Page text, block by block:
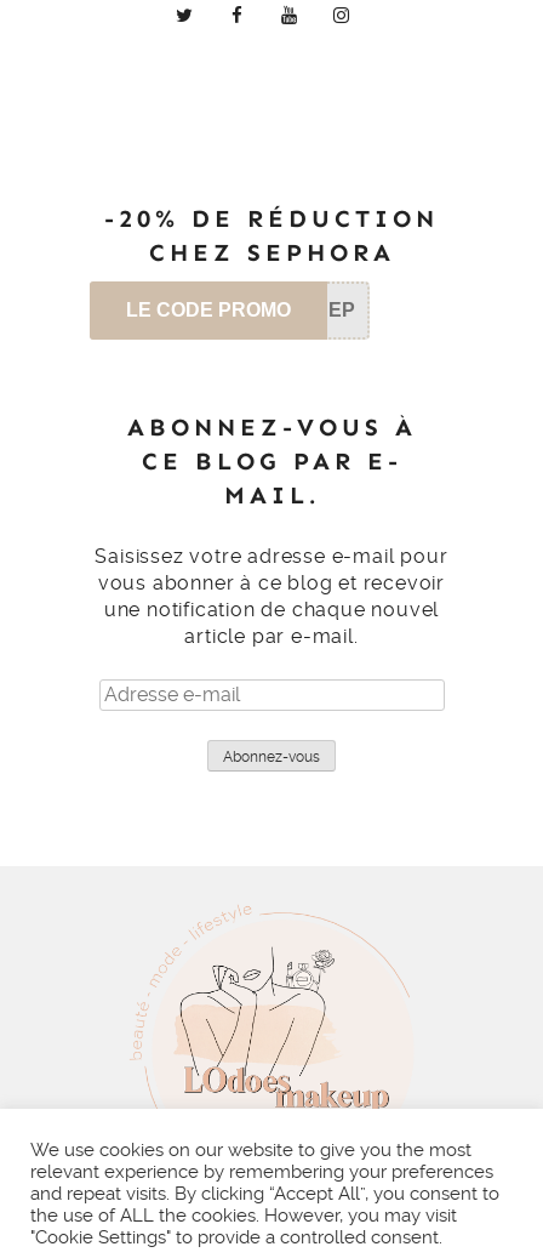
-20% DE RÉDUCTION
CHEZ SEPHORA
LE CODE PROMO SEP
ABONNEZ-VOUS À
CE BLOG PAR E-
MAIL.
Saisissez votre adresse e-mail pour
vous abonner à ce blog et recevoir
une notification de chaque nouvel
article par e-mail.
Adresse
e-
Abonnez-vous
BLOG À PROPOS
MES VIDÉOS
We use cookies on our website to give you the most
relevant experience by remembering your preferences
and repeat visits. By clicking “Accept All”, you consent to
the use of ALL the cookies. However, you may visit
"Cookie Settings" to provide a controlled consent.